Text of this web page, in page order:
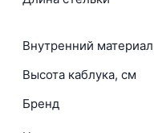
Внутренний материал
Высота каблука, см
Бренд